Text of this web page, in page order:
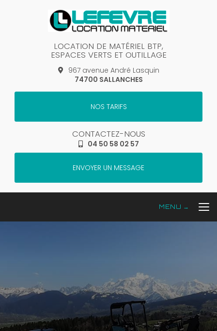
LOCATION DE MATÉRIEL BTP,
ESPACES VERTS ET OUTILLAGE
967 avenue André Lasquin
74700 SALLANCHES
NOS TARIFS
CONTACTEZ-NOUS
04 50 58 02 57
ENVOYER UN MESSAGE